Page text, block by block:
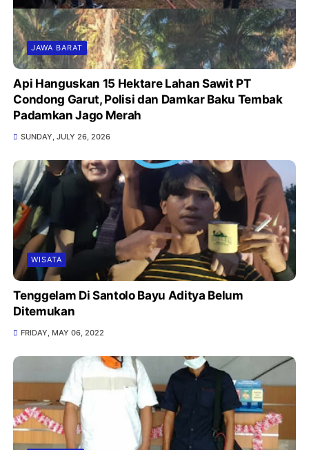
JAWA BARAT
Api Hanguskan 15 Hektare Lahan Sawit PT
Condong Garut, Polisi dan Damkar Baku Tembak
Padamkan Jago Merah
SUNDAY, JULY 26, 2026
WISATA
Tenggelam Di Santolo Bayu Aditya Belum
Ditemukan
FRIDAY, MAY 06, 2022